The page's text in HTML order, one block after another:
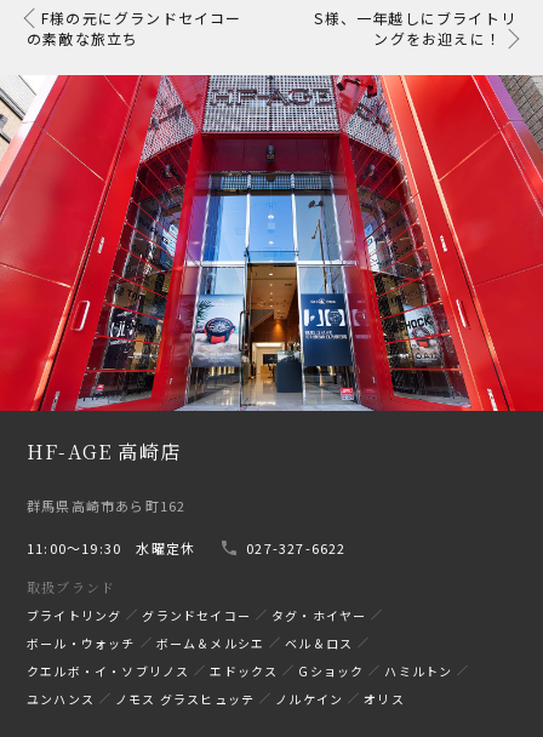
F様の元にグランドセイコー
の素敵な旅立ち
S様、一年越しにブライトリ
ングをお迎えに！
HF-AGE 高崎店
群馬県高崎市あら町162
11:00〜19:30 水曜定休
027-327-6622
取扱ブランド
ブライトリング グランドセイコー
タグ・ホイヤー
ボール・ウォッチ
ボーム＆メルシエ
ベル＆ロス
クエルボ・イ・ソブリノス
エドックス Gショック
ハミルトン
ユンハンス
ノモス グラスヒュッテ ノルケイン オリス